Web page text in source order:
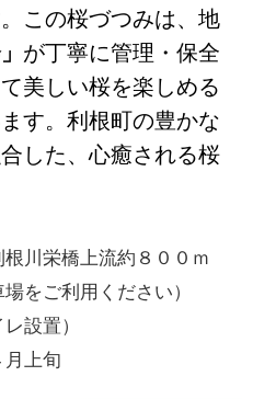
この桜づつみは、地
が丁寧に管理・保全
美しい桜を楽しめる
す。利根町の豊かな
した、心癒される桜
川栄橋上流約８００ｍ
をご利用ください）
設置）
上旬